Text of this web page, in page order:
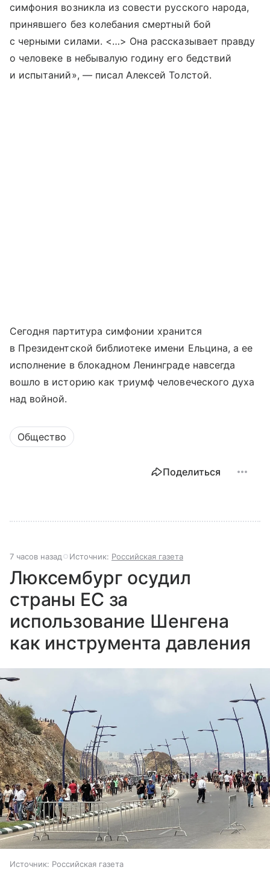
симфония возникла из совести русского народа,
принявшего без колебания смертный бой
с черными силами. <…> Она рассказывает правду
о человеке в небывалую годину его бедствий
и испытаний», — писал Алексей Толстой.
Сегодня партитура симфонии хранится
в Президентской библиотеке имени Ельцина, а ее
исполнение в блокадном Ленинграде навсегда
вошло в историю как триумф человеческого духа
над войной.
Общество
Поделиться
7 часов назад Источник: Российская газета
Люксембург осудил
страны ЕС за
использование Шенгена
как инструмента давления
Источник: Российская газета